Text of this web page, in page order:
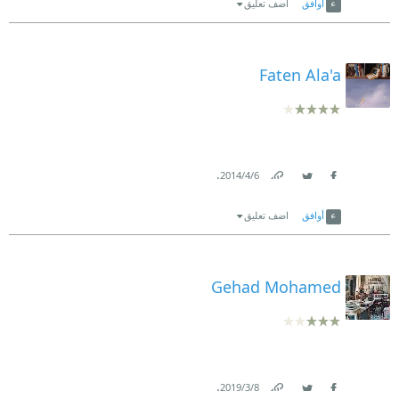
أوافق اضف تعليق
Faten Ala'a
6‏/4‏/2014
.
أوافق اضف تعليق
Gehad Mohamed
8‏/3‏/2019
.